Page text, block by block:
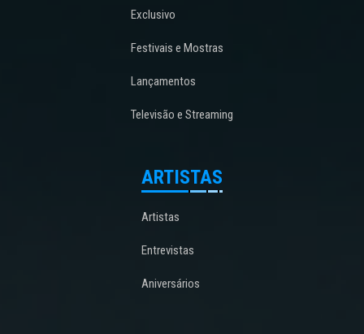
Exclusivo
Festivais e Mostras
Lançamentos
Televisão e Streaming
ARTISTAS
Artistas
Entrevistas
Aniversários